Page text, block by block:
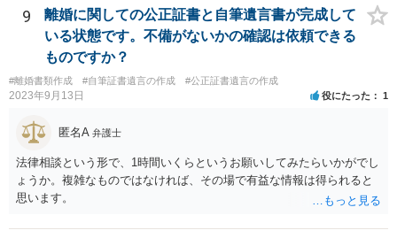
9
離婚に関しての公正証書と自筆遺言書が完成して
いる状態です。不備がないかの確認は依頼できる
ものですか？
#離婚書類作成 #自筆証書遺言の作成 #公正証書遺言の作成
2023年9月13日 役にたった 1
匿名A 弁護士
法律相談という形で、1時間いくらというお願いしてみたらいかがでし
ょうか。複雑なものではなければ、その場で有益な情報は得られると
思います。